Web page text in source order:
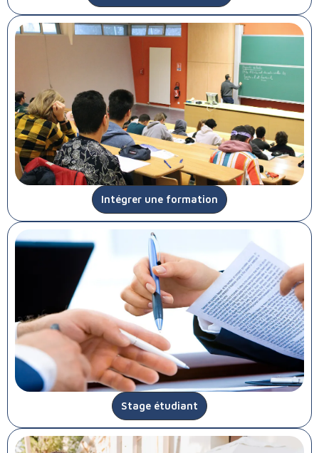
Intégrer une formation
Stage étudiant